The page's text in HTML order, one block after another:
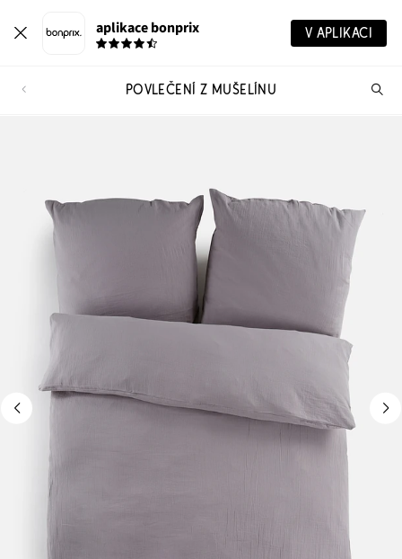
aplikace bonprix V APLIKACI
POVLEČENÍ Z MUŠELÍNU